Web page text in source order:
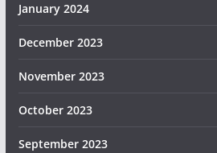
January 2024
December 2023
November 2023
October 2023
September 2023